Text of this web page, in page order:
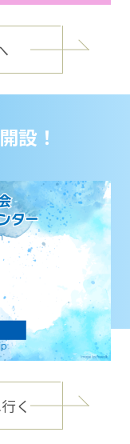
設！
く